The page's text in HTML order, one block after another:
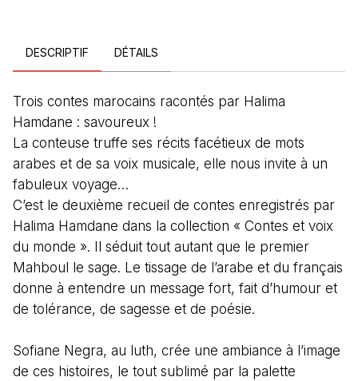
DESCRIPTIF DÉTAILS
Trois contes marocains racontés par Halima
Hamdane : savoureux !
La conteuse truffe ses récits facétieux de mots
arabes et de sa voix musicale, elle nous invite à un
fabuleux voyage…
C’est le deuxième recueil de contes enregistrés par
Halima Hamdane dans la collection « Contes et voix
du monde ». Il séduit tout autant que le premier
Mahboul le sage. Le tissage de l’arabe et du français
donne à entendre un message fort, fait d’humour et
de tolérance, de sagesse et de poésie.
Sofiane Negra, au luth, crée une ambiance à l’image
de ces histoires, le tout sublimé par la palette